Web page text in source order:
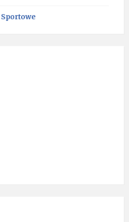
Sportowe